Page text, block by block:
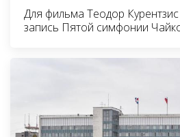
Для фильма Теодор
запись Пятой симфонии